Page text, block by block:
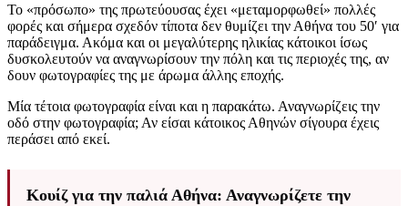
Το «πρόσωπο» της πρωτεύουσας έχει «μεταμορφωθεί» πολλές
φορές και σήμερα σχεδόν τίποτα δεν θυμίζει την Αθήνα του 50′ για
παράδειγμα. Ακόμα και οι μεγαλύτερης ηλικίας κάτοικοι ίσως
δυσκολευτούν να αναγνωρίσουν την πόλη και τις περιοχές της, αν
δουν φωτογραφίες της με άρωμα άλλης εποχής.
Μία τέτοια φωτογραφία είναι και η παρακάτω. Αναγνωρίζεις την
οδό στην φωτογραφία; Αν είσαι κάτοικος Αθηνών σίγουρα έχεις
περάσει από εκεί.
Κουίζ για την παλιά Αθήνα: Αναγνωρίζετε την